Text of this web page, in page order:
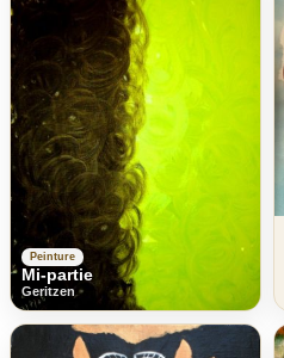
Peinture
Mi-partie
Geritzen